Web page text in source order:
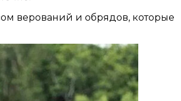
верований и обрядов, которые